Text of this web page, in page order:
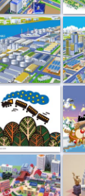
場地帯・街並 街並
行列車 アニ
の俯瞰図 日経